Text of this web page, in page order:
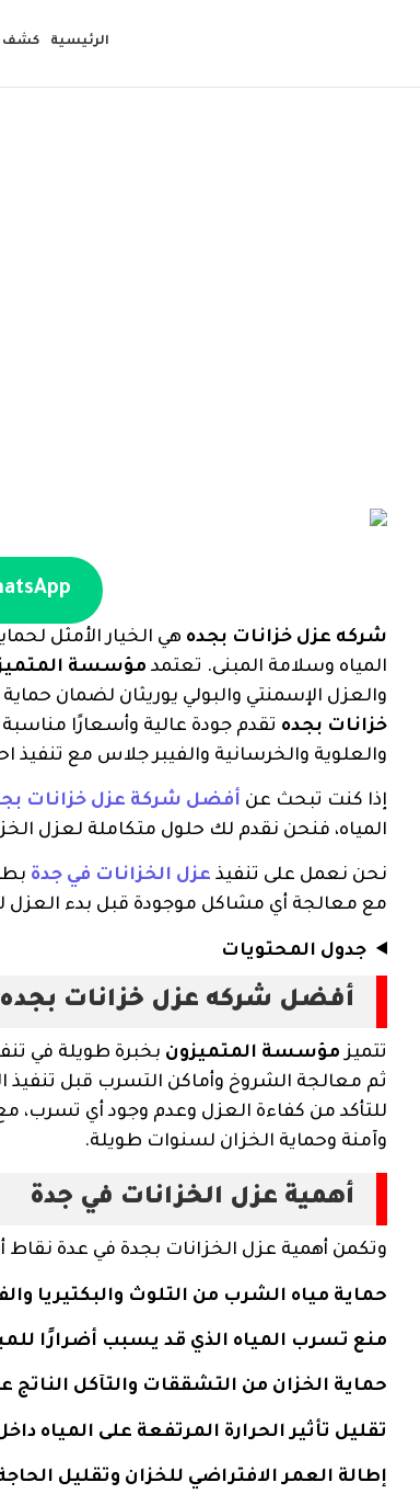
الرئيسية كشف
شركه عزل خزانات بجده هي الخيار الأمثل
المياه وسلامة المبنى. تعتمد مؤسسة
والعزل الإسمنتي والبولي يوريثان لضمان
خزانات بجده تقدم جودة عالية وأسعارًا مناسبة
والعلوية والخرسانية والفيبر جلاس مع تنفيذ
إذا كنت تبحث عن أفضل شركة عزل خزانات
المياه، فنحن نقدم لك حلول متكاملة لعزل
نحن نعمل على تنفيذ عزل الخزانات في جدة
مع معالجة أي مشاكل موجودة قبل بدء
جدول المحتويات
أفضل شركه عزل خزانات بجده 2026
تتميز مؤسسة المتميزون بخبرة طويلة في
ثم معالجة الشروخ وأماكن التسرب قبل تنفيذ
للتأكد من كفاءة العزل وعدم وجود أي تسرب،
وآمنة وحماية الخزان لسنوات طويلة.
أهمية عزل الخزانات في جدة
وتكمن أهمية عزل الخزانات بجدة في عدة
حماية مياه الشرب من التلوث والبكتيريا
منع تسرب المياه الذي قد يسبب أضرارًا
حماية الخزان من التشققات والتآكل الناتج
تقليل تأثير الحرارة المرتفعة على المياه
إطالة العمر الافتراضي للخزان وتقليل